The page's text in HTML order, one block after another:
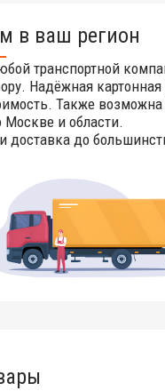
в ваш регион
транспортной
Надёжная картонная
Также
Москве и области.
доставка до